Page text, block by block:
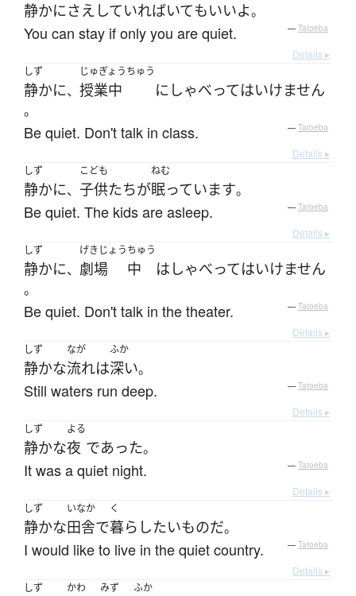
静かにさえ していればいてもいいよ。
You can stay if only you are quiet. — Tatoeba
Details ▸
しず
静かに、
じゅぎょうちゅう
授業中 に しゃべってはいけません
。
Be quiet. Don't talk in class. — Tatoeba
Details ▸
しず
静かに、
こども
子供たちが
ねむ
眠っています。
Be quiet. The kids are asleep. — Tatoeba
Details ▸
しず
静かに、
げきじょう
劇場
ちゅう
中 は しゃべってはいけません
。
Be quiet. Don't talk in the theater. — Tatoeba
Details ▸
しず
静かな
なが
流れは
ふか
深い。
Still waters run deep. — Tatoeba
Details ▸
しず
静かな
よる
夜 であった。
It was a quiet night. — Tatoeba
Details ▸
しず
静かな
いなか
田舎で
く
暮らしたいものだ。
I would like to live in the quiet country. — Tatoeba
Details ▸
しず
かわ みず ふか